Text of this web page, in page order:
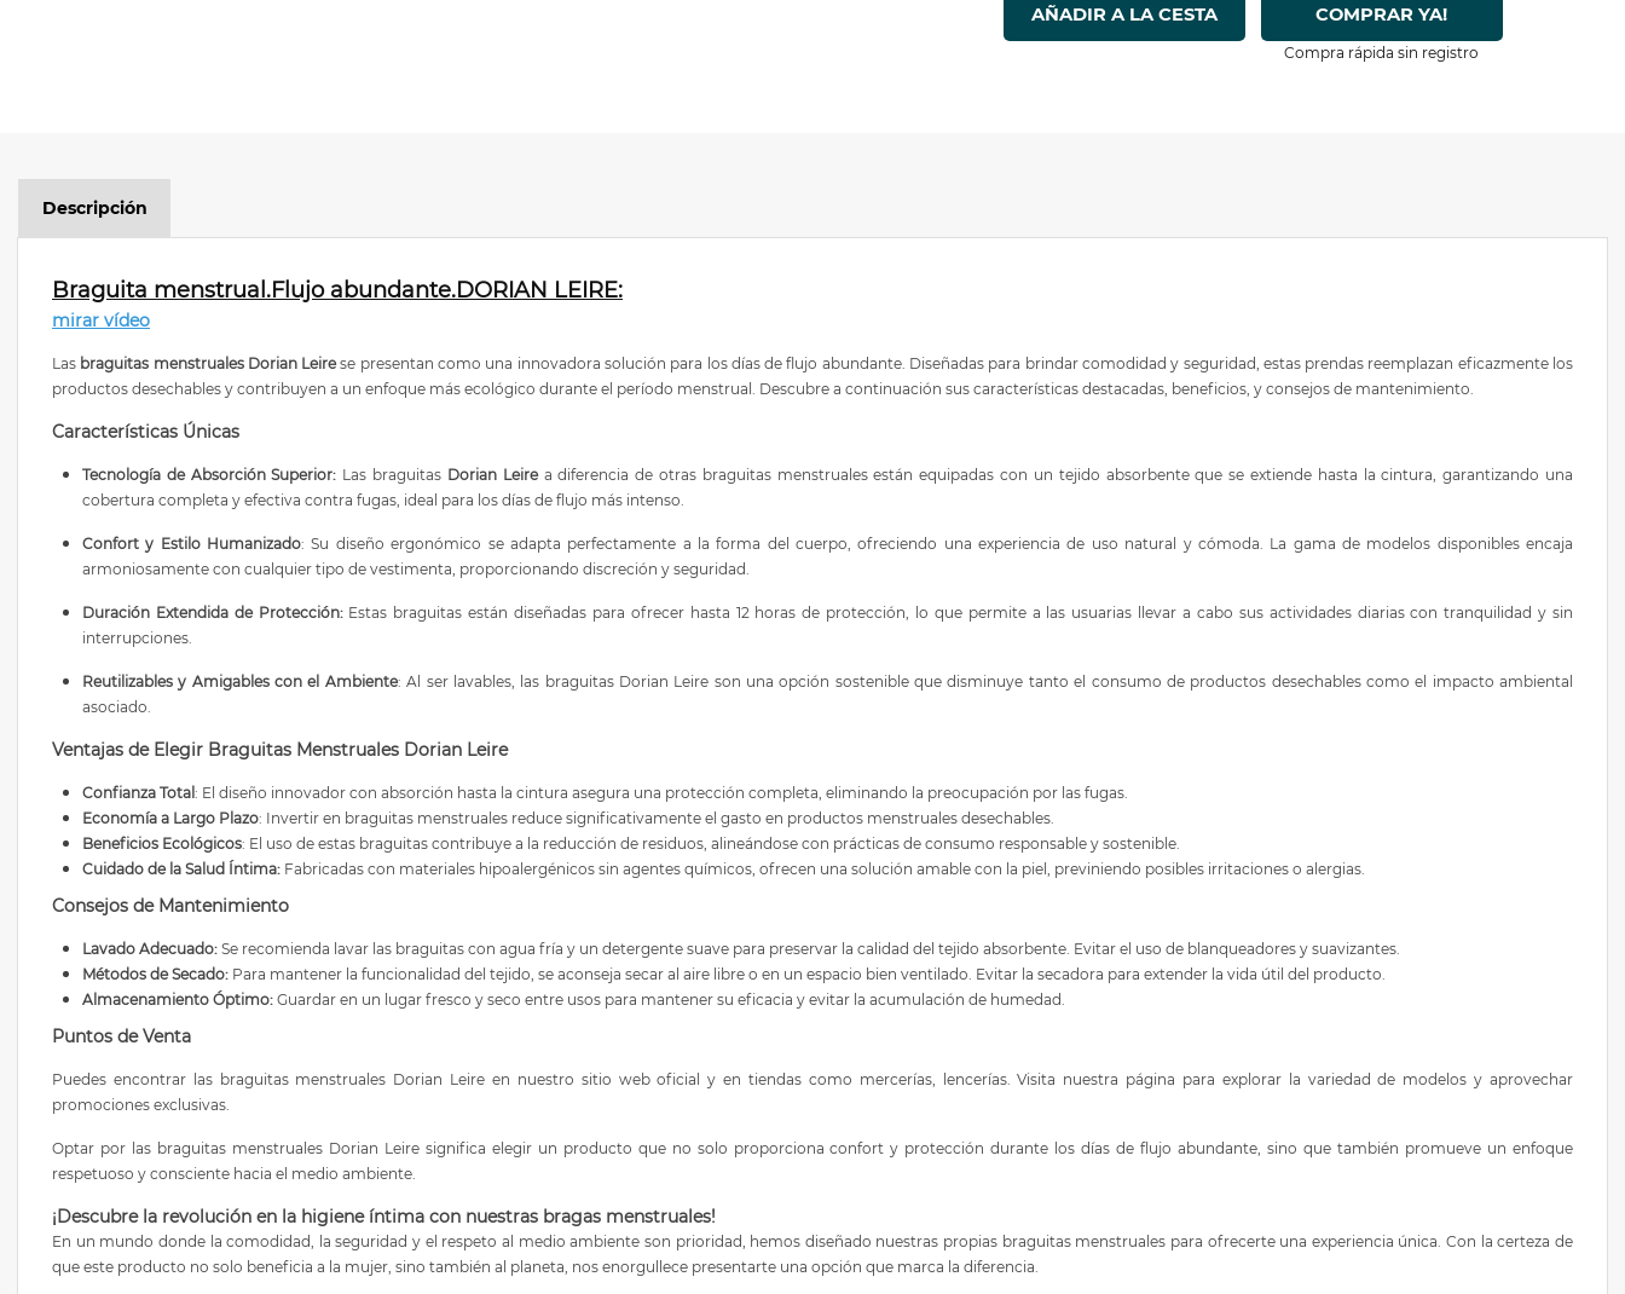
AÑADIR A LA CESTA COMPRAR YA!
Compra rápida sin registro
Descripción
Braguita menstrual.Flujo abundante.DORIAN LEIRE:
mirar vídeo
Las braguitas menstruales Dorian Leirese presentan como una innovadora solución para los días de flujo abundante. Diseñadas para brindar comodidad y seguridad, estas prendas reemplazan eficazmente los
productos desechables y contribuyen a un enfoque más ecológico durante el período menstrual. Descubre a continuación sus características destacadas, beneficios, y consejos de mantenimiento.
Características Únicas
Tecnología de Absorción Superior: Las braguitas Dorian Leirea diferencia de otras braguitas menstruales están equipadas con un tejido absorbente que se extiende hasta la cintura, garantizando una
cobertura completa y efectiva contra fugas, ideal para los días de flujo más intenso.
Confort y Estilo Humanizado: Su diseño ergonómico se adapta perfectamente a la forma del cuerpo, ofreciendo una experiencia de uso natural y cómoda. La gama de modelos disponibles encaja
armoniosamente con cualquier tipo de vestimenta, proporcionando discreción y seguridad.
Duración Extendida de Protección:Estas braguitas están diseñadas para ofrecer hasta 12 horas de protección, lo que permite a las usuarias llevar a cabo sus actividades diarias con tranquilidad y sin
interrupciones.
Reutilizables y Amigables con el Ambiente: Al ser lavables, las braguitas Dorian Leire son una opción sostenible que disminuye tanto el consumo de productos desechables como el impacto ambiental
asociado.
Ventajas de Elegir Braguitas Menstruales Dorian Leire
Confianza Total : El diseño innovador con absorción hasta la cintura asegura una protección completa, eliminando la preocupación por las fugas.
Economía a Largo Plazo: Invertir en braguitas menstruales reduce significativamente el gasto en productos menstruales desechables.
Beneficios Ecológicos: El uso de estas braguitas contribuye a la reducción de residuos, alineándose con prácticas de consumo responsable y sostenible.
Cuidado de la Salud Íntima: Fabricadas con materiales hipoalergénicos sin agentes químicos, ofrecen una solución amable con la piel, previniendo posibles irritaciones o alergias.
Consejos de Mantenimiento
Lavado Adecuado: Se recomienda lavar las braguitas con agua fría y un detergente suave para preservar la calidad del tejido absorbente. Evitar el uso de blanqueadores y suavizantes.
Métodos de Secado: Para mantener la funcionalidad del tejido, se aconseja secar al aire libre o en un espacio bien ventilado. Evitar la secadora para extender la vida útil del producto.
Almacenamiento Óptimo: Guardar en un lugar fresco y seco entre usos para mantener su eficacia y evitar la acumulación de humedad.
Puntos de Venta
Puedes encontrar las braguitas menstruales Dorian Leire en nuestro sitio web oficial y en tiendas como mercerías, lencerías. Visita nuestra página para explorar la variedad de modelos y aprovechar
promociones exclusivas.
Optar por las braguitas menstruales Dorian Leire significa elegir un producto que no solo proporciona confort y protección durante los días de flujo abundante, sino que también promueve un enfoque
respetuoso y consciente hacia el medio ambiente.
¡Descubre la revolución en la higiene íntima con nuestras bragas menstruales!
En un mundo donde la comodidad, la seguridad y el respeto al medio ambiente son prioridad, hemos diseñado nuestras propias braguitas menstruales para ofrecerte una experiencia única. Con la certeza de
que este producto no solo beneficia a la mujer, sino también al planeta, nos enorgullece presentarte una opción que marca la diferencia.